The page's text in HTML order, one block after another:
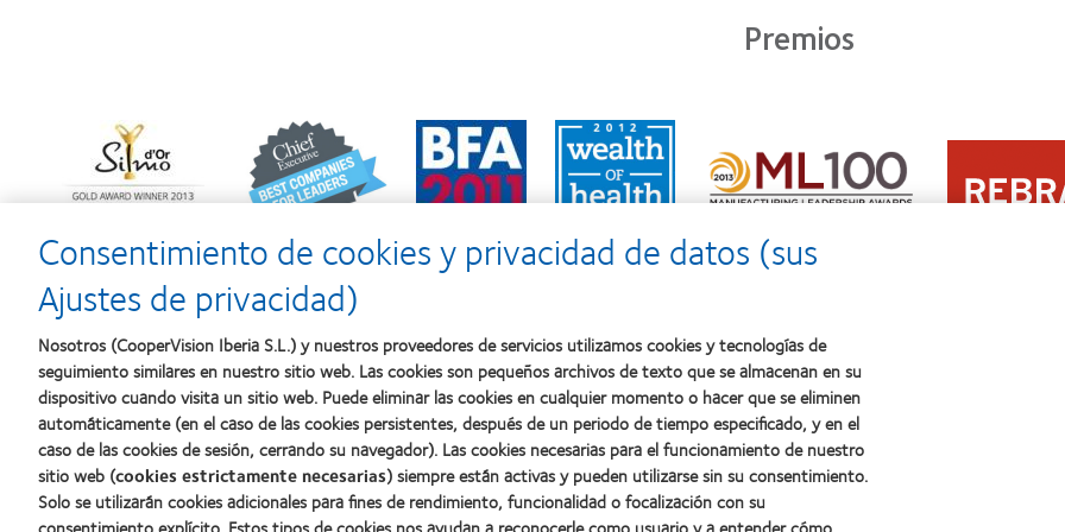
Premios
about
Premio
al
producto
con
MyDay™
Learn
more
about
2012
2010:
Mejor
empresa
para
el
desarrollo
del
liderazgo
Learn
more
about
2011:
la
mejor
Learn
more
about
2011:
a
la
Learn
more
about
Premio
Manufacturing
100)
(2012)
Learn
more
about
2012
Nuestros productos
Encuentre su lente
Sobre nosotros
Carreras
Legal
Consentimiento de cookies y privacidad de datos (sus
Ajustes de privacidad)
Nosotros (CooperVision Iberia S.L.) y nuestros proveedores de servicios utilizamos cookies y tecnologías de
seguimiento similares en nuestro sitio web. Las cookies son pequeños archivos de texto que se almacenan en su
dispositivo cuando visita un sitio web. Puede eliminar las cookies en cualquier momento o hacer que se eliminen
automáticamente (en el caso de las cookies persistentes, después de un periodo de tiempo especificado, y en el
caso de las cookies de sesión, cerrando su navegador). Las cookies necesarias para el funcionamiento de nuestro
sitio web (cookies estrictamente necesarias) siempre están activas y pueden utilizarse sin su consentimiento.
Solo se utilizarán cookies adicionales para fines de rendimiento, funcionalidad o focalización con su